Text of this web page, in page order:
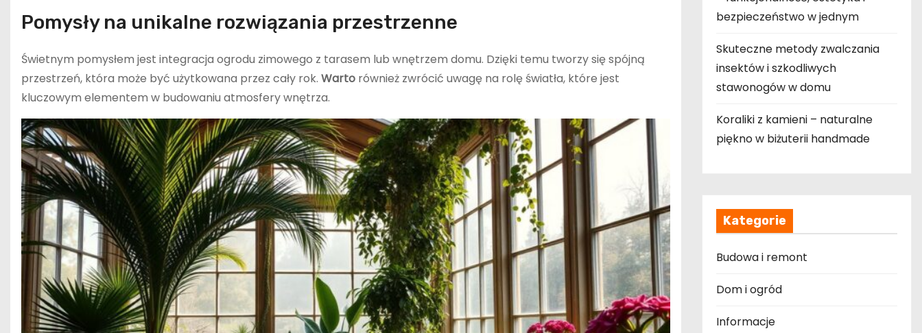
Pomysły na unikalne rozwiązania przestrzenne
Świetnym pomysłem jest integracja ogrodu zimowego z tarasem lub wnętrzem domu. Dzięki temu tworzy się spójną
przestrzeń, która może być użytkowana przez cały rok. Warto również zwrócić uwagę na rolę światła, które jest
kluczowym elementem w budowaniu atmosfery wnętrza.
bezpieczeństwo w jednym
Skuteczne metody zwalczania
insektów i szkodliwych
stawonogów w domu
Koraliki z kamieni – naturalne
piękno w biżuterii handmade
Kategorie
Budowa i remont
Dom i ogród
Informacje